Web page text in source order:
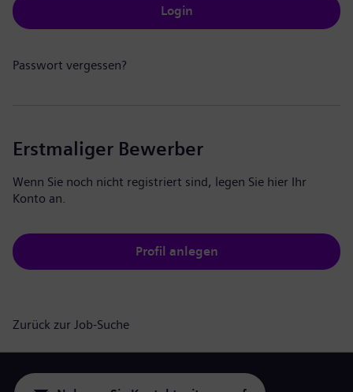
Login
Passwort vergessen?
Erstmaliger Bewerber
Wenn Sie noch nicht registriert sind, legen Sie hier Ihr
Konto an.
Profil anlegen
Zurück zur Job-Suche